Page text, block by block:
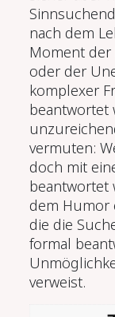
nach dem
Moment der
oder der
komplexer
beantwortet
vermuten:
doch mit
beantwortet
dem
die die
formal
verweist.